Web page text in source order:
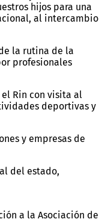
hijos para una
al intercambio
la rutina de la
profesionales
Rin con visita al
deportivas y
y empresas de
del estado,
a la Asociación de